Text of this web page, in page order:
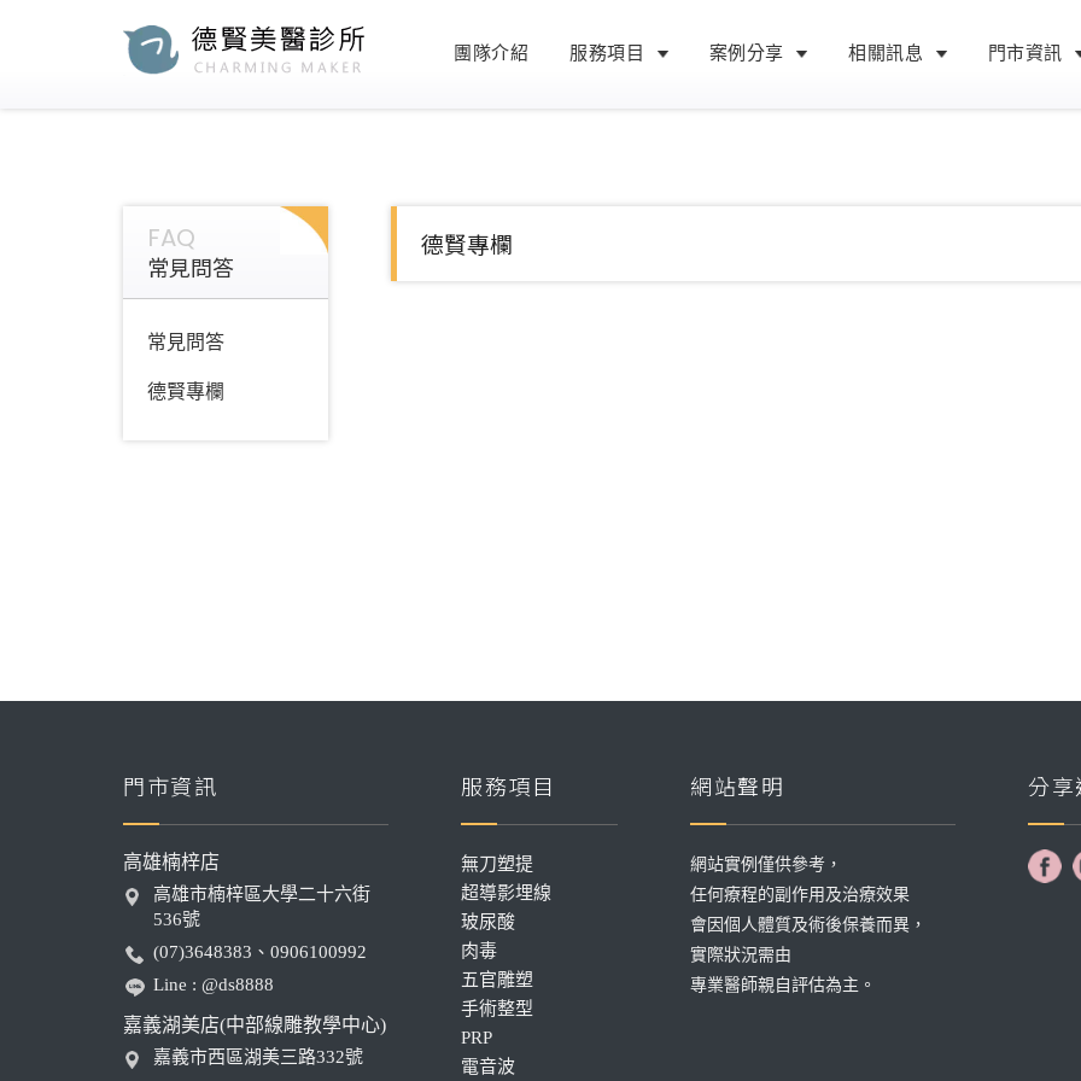
團隊介紹 服務項目 案例分享 相關訊息 門市資訊
FAQ
常見問答
常見問答
德賢專欄
德賢專欄
門市資訊
高雄楠梓店
高雄市楠梓區大學二十六街
536號
(07)3648383、0906100992
Line : @ds8888
嘉義湖美店(中部線雕教學中心)
嘉義市西區湖美三路332號
服務項目
無刀塑提
超導影埋線
玻尿酸
肉毒
五官雕塑
手術整型
PRP
電音波
網站聲明
網站實例僅供參考，
任何療程的副作用及治療效果
會因個人體質及術後保養而異，
實際狀況需由
專業醫師親自評估為主。
分